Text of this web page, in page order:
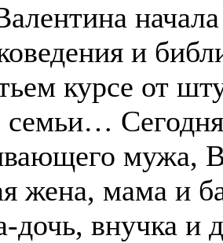
и
курсе от
мужа,
жена, мама и
дочь, внучка и